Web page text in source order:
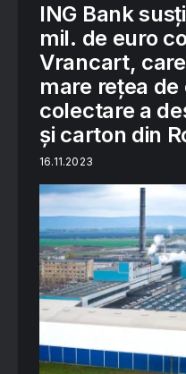
ING Bank
mil. de euro
Vrancart,
mare rețea
colectare a
și carton din
16.11.2023